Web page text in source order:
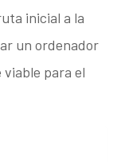
inicial a la
un ordenador
para el